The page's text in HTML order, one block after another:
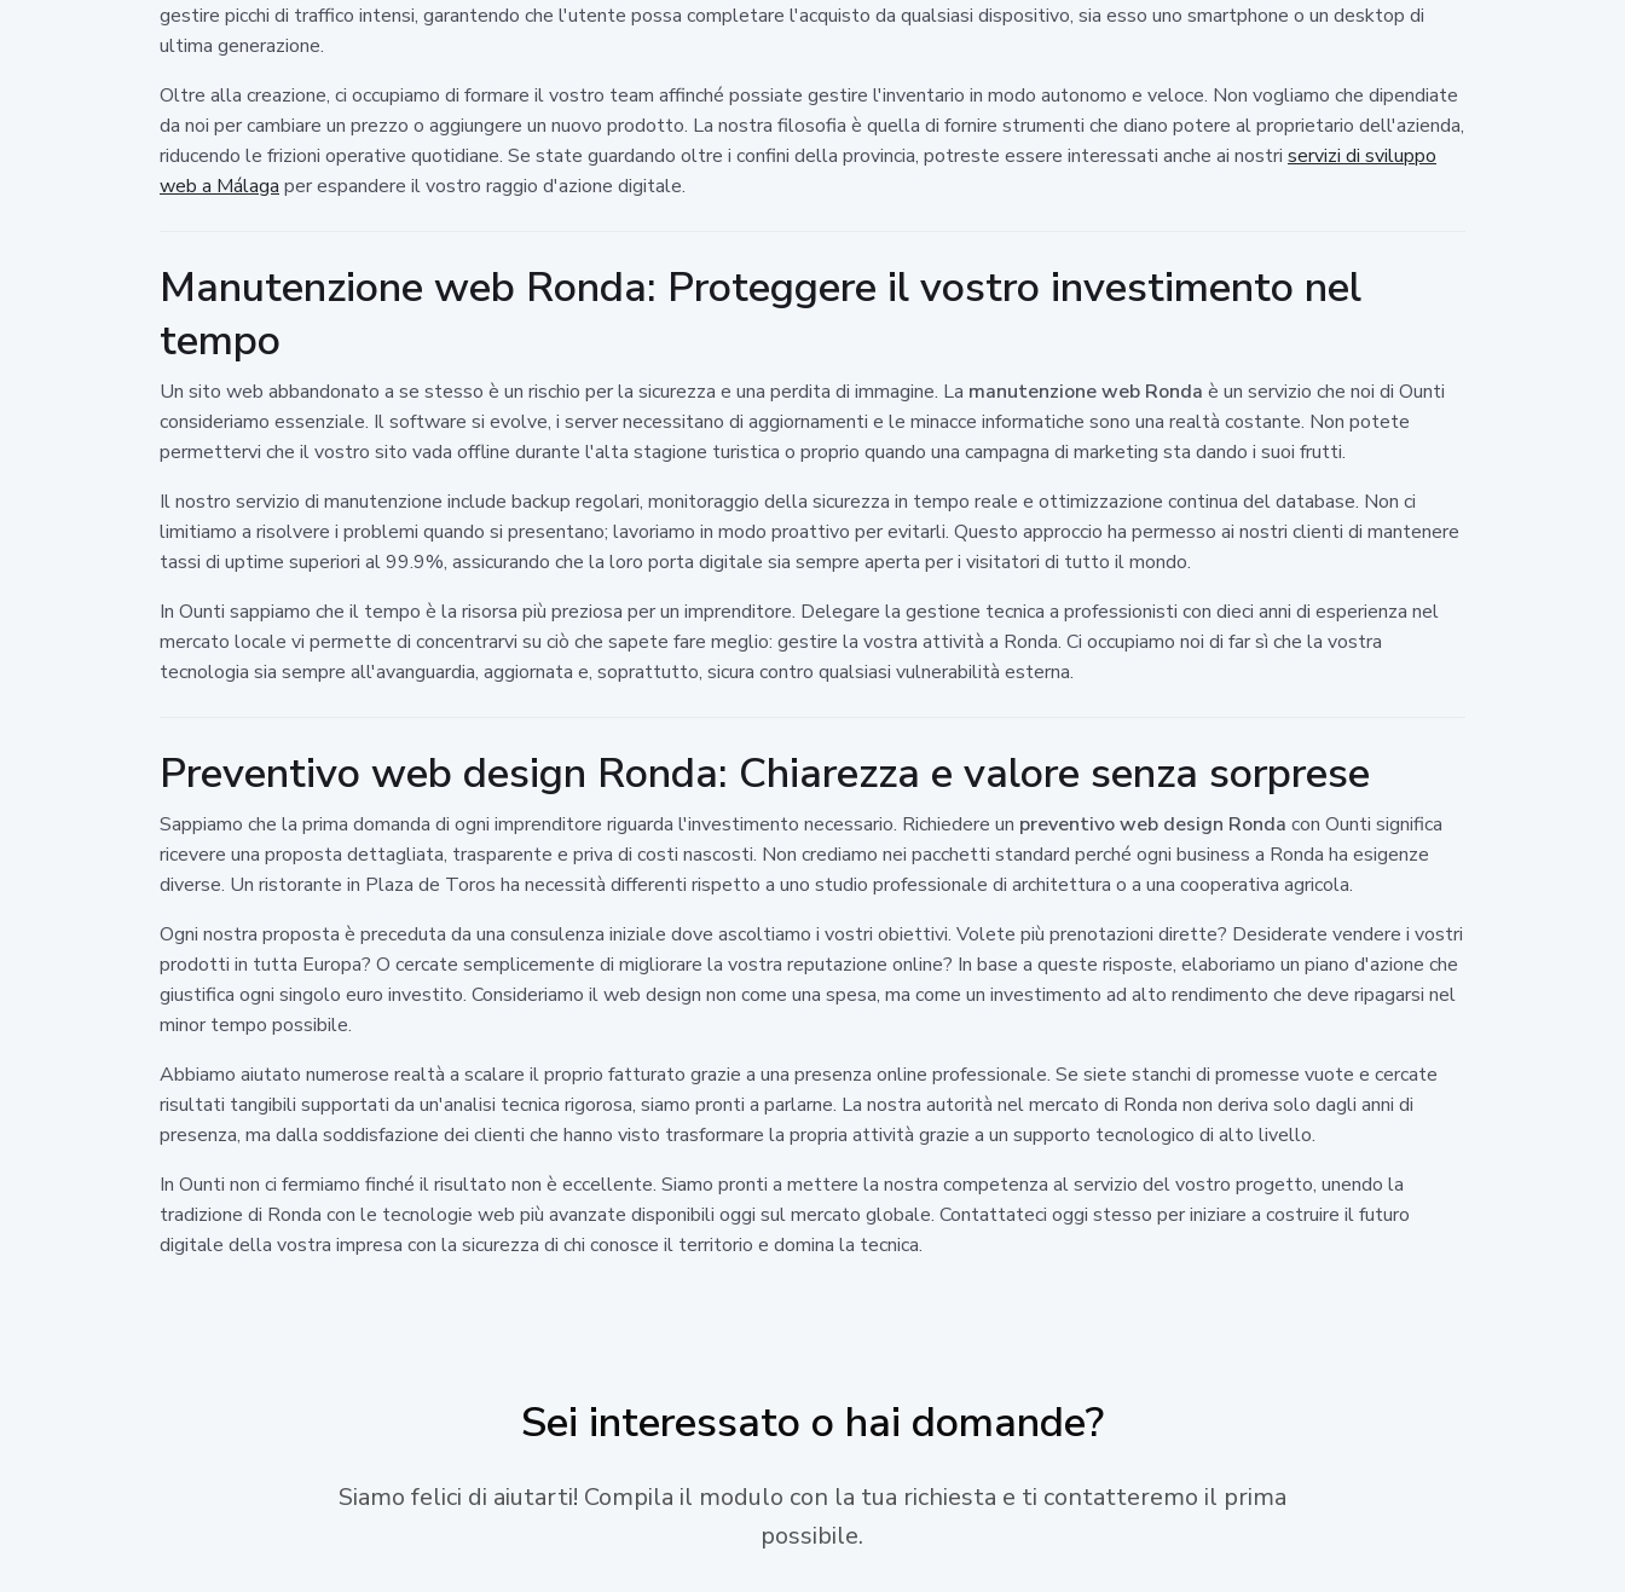
gestire picchi di traffico intensi, garantendo che l'utente possa completare l'acquisto da qualsiasi dispositivo, sia esso uno smartphone o un desktop di
ultima generazione.
Oltre alla creazione, ci occupiamo di formare il vostro team affinché possiate gestire l'inventario in modo autonomo e veloce. Non vogliamo che dipendiate
da noi per cambiare un prezzo o aggiungere un nuovo prodotto. La nostra filosofia è quella di fornire strumenti che diano potere al proprietario dell'azienda,
riducendo le frizioni operative quotidiane. Se state guardando oltre i confini della provincia, potreste essere interessati anche ai nostri servizi di sviluppo
web a Málaga per espandere il vostro raggio d'azione digitale.
Manutenzione web Ronda: Proteggere il vostro investimento nel
tempo
Un sito web abbandonato a se stesso è un rischio per la sicurezza e una perdita di immagine. La manutenzione web Ronda è un servizio che noi di Ounti
consideriamo essenziale. Il software si evolve, i server necessitano di aggiornamenti e le minacce informatiche sono una realtà costante. Non potete
permettervi che il vostro sito vada offline durante l'alta stagione turistica o proprio quando una campagna di marketing sta dando i suoi frutti.
Il nostro servizio di manutenzione include backup regolari, monitoraggio della sicurezza in tempo reale e ottimizzazione continua del database. Non ci
limitiamo a risolvere i problemi quando si presentano; lavoriamo in modo proattivo per evitarli. Questo approccio ha permesso ai nostri clienti di mantenere
tassi di uptime superiori al 99.9%, assicurando che la loro porta digitale sia sempre aperta per i visitatori di tutto il mondo.
In Ounti sappiamo che il tempo è la risorsa più preziosa per un imprenditore. Delegare la gestione tecnica a professionisti con dieci anni di esperienza nel
mercato locale vi permette di concentrarvi su ciò che sapete fare meglio: gestire la vostra attività a Ronda. Ci occupiamo noi di far sì che la vostra
tecnologia sia sempre all'avanguardia, aggiornata e, soprattutto, sicura contro qualsiasi vulnerabilità esterna.
Preventivo web design Ronda: Chiarezza e valore senza sorprese
Sappiamo che la prima domanda di ogni imprenditore riguarda l'investimento necessario. Richiedere un preventivo web design Ronda con Ounti significa
ricevere una proposta dettagliata, trasparente e priva di costi nascosti. Non crediamo nei pacchetti standard perché ogni business a Ronda ha esigenze
diverse. Un ristorante in Plaza de Toros ha necessità differenti rispetto a uno studio professionale di architettura o a una cooperativa agricola.
Ogni nostra proposta è preceduta da una consulenza iniziale dove ascoltiamo i vostri obiettivi. Volete più prenotazioni dirette? Desiderate vendere i vostri
prodotti in tutta Europa? O cercate semplicemente di migliorare la vostra reputazione online? In base a queste risposte, elaboriamo un piano d'azione che
giustifica ogni singolo euro investito. Consideriamo il web design non come una spesa, ma come un investimento ad alto rendimento che deve ripagarsi nel
minor tempo possibile.
Abbiamo aiutato numerose realtà a scalare il proprio fatturato grazie a una presenza online professionale. Se siete stanchi di promesse vuote e cercate
risultati tangibili supportati da un'analisi tecnica rigorosa, siamo pronti a parlarne. La nostra autorità nel mercato di Ronda non deriva solo dagli anni di
presenza, ma dalla soddisfazione dei clienti che hanno visto trasformare la propria attività grazie a un supporto tecnologico di alto livello.
In Ounti non ci fermiamo finché il risultato non è eccellente. Siamo pronti a mettere la nostra competenza al servizio del vostro progetto, unendo la
tradizione di Ronda con le tecnologie web più avanzate disponibili oggi sul mercato globale. Contattateci oggi stesso per iniziare a costruire il futuro
digitale della vostra impresa con la sicurezza di chi conosce il territorio e domina la tecnica.
Sei interessato o hai domande?
Siamo felici di aiutarti! Compila il modulo con la tua richiesta e ti contatteremo il prima
possibile.